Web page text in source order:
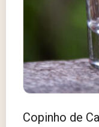
Copinho de